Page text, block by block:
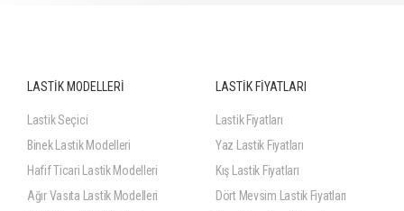
LASTİK MODELLERİ
Lastik Seçici
Binek Lastik Modelleri
Hafif Ticari Lastik Modelleri
Ağır Vasıta Lastik Modelleri
LASTİK FİYATLARI
Lastik Fiyatları
Yaz Lastik Fiyatları
Kış Lastik Fiyatları
Dört Mevsim Lastik Fiyatları